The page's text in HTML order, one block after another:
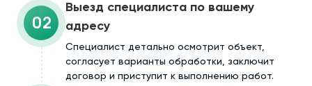
02
Выезд специалиста по вашему
адресу
Cпециалист детально осмотрит объект,
согласует варианты обработки, заключит
договор и приступит к выполнению работ.